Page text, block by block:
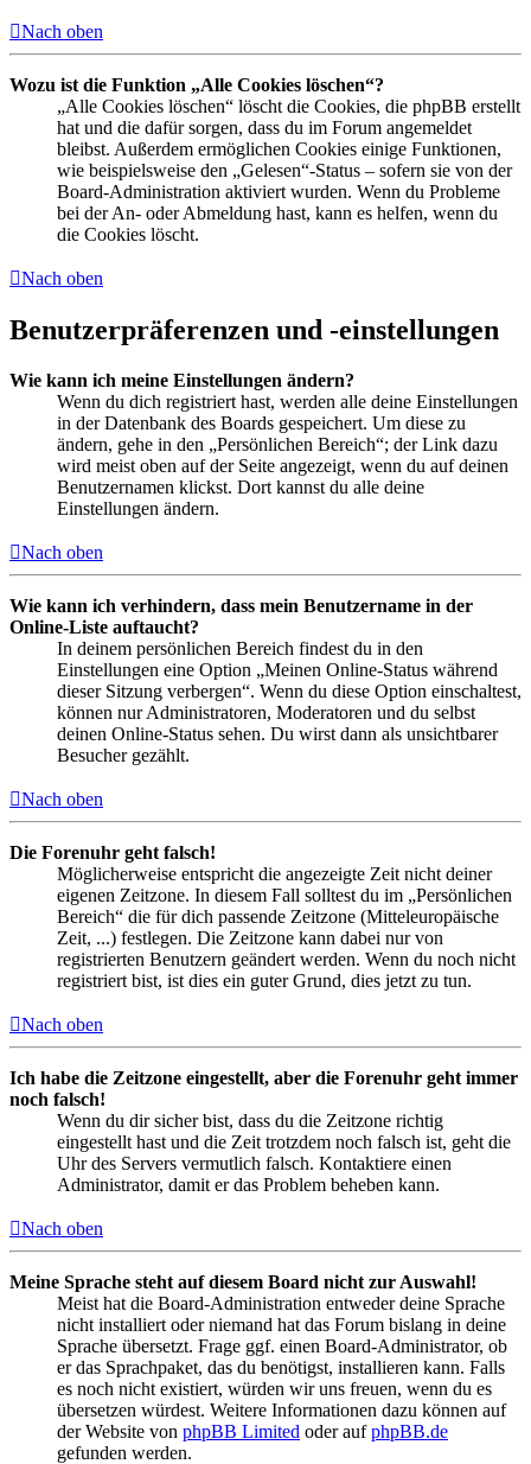
Nach oben
Wozu ist die Funktion „Alle Cookies löschen“?
„Alle Cookies löschen“ löscht die Cookies, die phpBB erstellt
hat und die dafür sorgen, dass du im Forum angemeldet
bleibst. Außerdem ermöglichen Cookies einige Funktionen,
wie beispielsweise den „Gelesen“-Status – sofern sie von der
Board-Administration aktiviert wurden. Wenn du Probleme
bei der An- oder Abmeldung hast, kann es helfen, wenn du
die Cookies löscht.
Nach oben
Benutzerpräferenzen und -einstellungen
Wie kann ich meine Einstellungen ändern?
Wenn du dich registriert hast, werden alle deine Einstellungen
in der Datenbank des Boards gespeichert. Um diese zu
ändern, gehe in den „Persönlichen Bereich“; der Link dazu
wird meist oben auf der Seite angezeigt, wenn du auf deinen
Benutzernamen klickst. Dort kannst du alle deine
Einstellungen ändern.
Nach oben
Wie kann ich verhindern, dass mein Benutzername in der
Online-Liste auftaucht?
In deinem persönlichen Bereich findest du in den
Einstellungen eine Option „Meinen Online-Status während
dieser Sitzung verbergen“. Wenn du diese Option einschaltest,
können nur Administratoren, Moderatoren und du selbst
deinen Online-Status sehen. Du wirst dann als unsichtbarer
Besucher gezählt.
Nach oben
Die Forenuhr geht falsch!
Möglicherweise entspricht die angezeigte Zeit nicht deiner
eigenen Zeitzone. In diesem Fall solltest du im „Persönlichen
Bereich“ die für dich passende Zeitzone (Mitteleuropäische
Zeit, ...) festlegen. Die Zeitzone kann dabei nur von
registrierten Benutzern geändert werden. Wenn du noch nicht
registriert bist, ist dies ein guter Grund, dies jetzt zu tun.
Nach oben
Ich habe die Zeitzone eingestellt, aber die Forenuhr geht immer
noch falsch!
Wenn du dir sicher bist, dass du die Zeitzone richtig
eingestellt hast und die Zeit trotzdem noch falsch ist, geht die
Uhr des Servers vermutlich falsch. Kontaktiere einen
Administrator, damit er das Problem beheben kann.
Nach oben
Meine Sprache steht auf diesem Board nicht zur Auswahl!
Meist hat die Board-Administration entweder deine Sprache
nicht installiert oder niemand hat das Forum bislang in deine
Sprache übersetzt. Frage ggf. einen Board-Administrator, ob
er das Sprachpaket, das du benötigst, installieren kann. Falls
es noch nicht existiert, würden wir uns freuen, wenn du es
übersetzen würdest. Weitere Informationen dazu können auf
der Website von phpBB Limited oder aufphpBB.de
gefunden werden.